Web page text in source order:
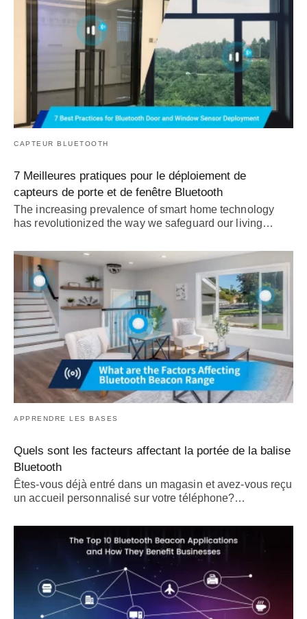
CAPTEUR BLUETOOTH
7 Meilleures pratiques pour le déploiement de
capteurs de porte et de fenêtre Bluetooth
The increasing prevalence of smart home technology
has revolutionized the way we safeguard our living…
APPRENDRE LES BASES
Quels sont les facteurs affectant la portée de la balise
Bluetooth
Êtes-vous déjà entré dans un magasin et avez-vous reçu
un accueil personnalisé sur votre téléphone?…